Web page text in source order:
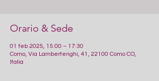
Orario & Sede
01 feb 2025, 15:00 – 17:30
Como, Via Lambertenghi, 41, 22100 Como CO,
Italia